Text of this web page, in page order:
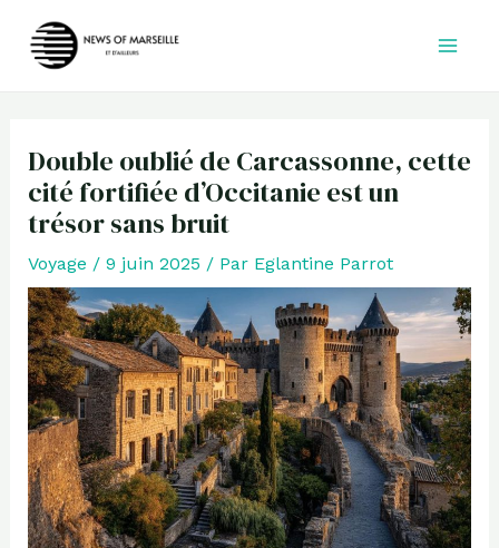
Double oublié de Carcassonne, cette
cité fortifiée d’Occitanie est un
trésor sans bruit
Voyage / 9 juin 2025 / Par Eglantine Parrot